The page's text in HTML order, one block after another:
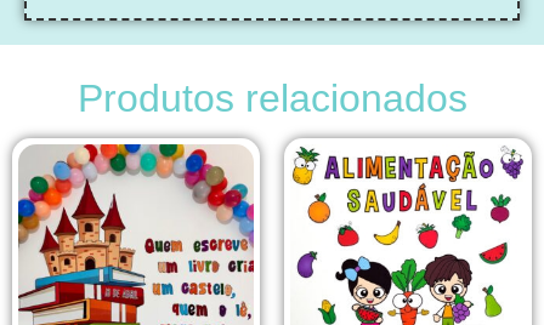
Produtos relacionados